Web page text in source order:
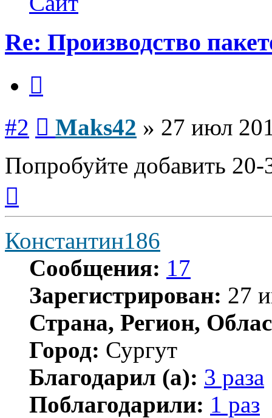
Re: Производство
#2 Maks42 » 27 июл
Попробуйте добавить
началу
Константин186
Сообщения: 17
Зарегистрирован: 27
Страна, Регион,
Город: Сургут
Благодарил (а): 3 раза
Поблагодарили: 1 раз